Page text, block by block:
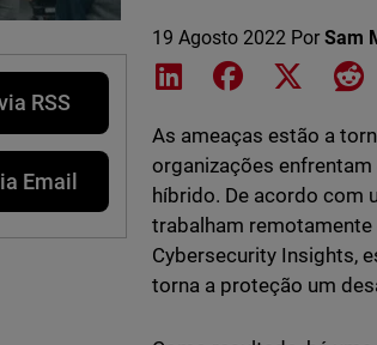
RSS
Email
19 Agosto 2022 PorSam
Share on LinkedIn
Share onShare
As ameaças estão a
organizações
híbrido. De acordo com
trabalham
Cybersecurity Insights,
torna a proteção um